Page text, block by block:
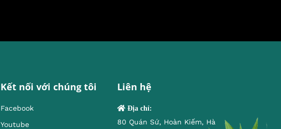
Kết nối với chúng tôi
Facebook
Youtube
Liên hệ
Địa chỉ:
80 Quán Sứ, Hoàn Kiếm, Hà